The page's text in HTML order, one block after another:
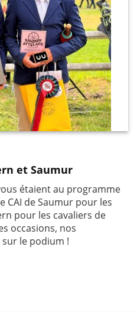
et Saumur
étaient au programme
CAI de Saumur pour les
pour les cavaliers de
occasions, nos
le podium !